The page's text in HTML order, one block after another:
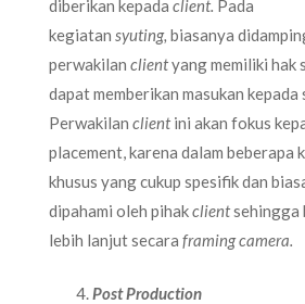
diberikan kepada client. Pada
kegiatan syuting, biasanya
perwakilan clientyang memiliki hak
dapat memberikan masukan kepada
Perwakilan client ini akan fokus
placement, karena dalam beberapa
khusus yang cukup spesifik dan
dipahami oleh pihakclientsehingga
lebih lanjut secara framing camera.
Post Production